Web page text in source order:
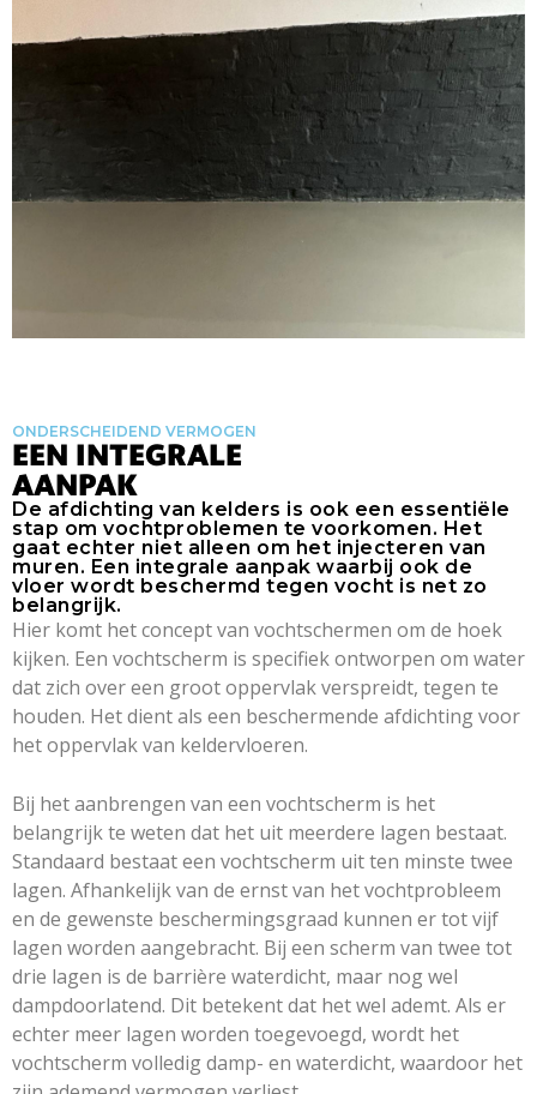
ONDERSCHEIDEND VERMOGEN
EEN INTEGRALE
AANPAK
De afdichting van kelders is ook een essentiële
stap om vochtproblemen te voorkomen. Het
gaat echter niet alleen om het injecteren van
muren. Een integrale aanpak waarbij ook de
vloer wordt beschermd tegen vocht is net zo
belangrijk.
Hier komt het concept van vochtschermen om de hoek
kijken. Een vochtscherm is specifiek ontworpen om water
dat zich over een groot oppervlak verspreidt, tegen te
houden. Het dient als een beschermende afdichting voor
het oppervlak van keldervloeren.
Bij het aanbrengen van een vochtscherm is het
belangrijk te weten dat het uit meerdere lagen bestaat.
Standaard bestaat een vochtscherm uit ten minste twee
lagen. Afhankelijk van de ernst van het vochtprobleem
en de gewenste beschermingsgraad kunnen er tot vijf
lagen worden aangebracht. Bij een scherm van twee tot
drie lagen is de barrière waterdicht, maar nog wel
dampdoorlatend. Dit betekent dat het wel ademt. Als er
echter meer lagen worden toegevoegd, wordt het
vochtscherm volledig damp- en waterdicht, waardoor het